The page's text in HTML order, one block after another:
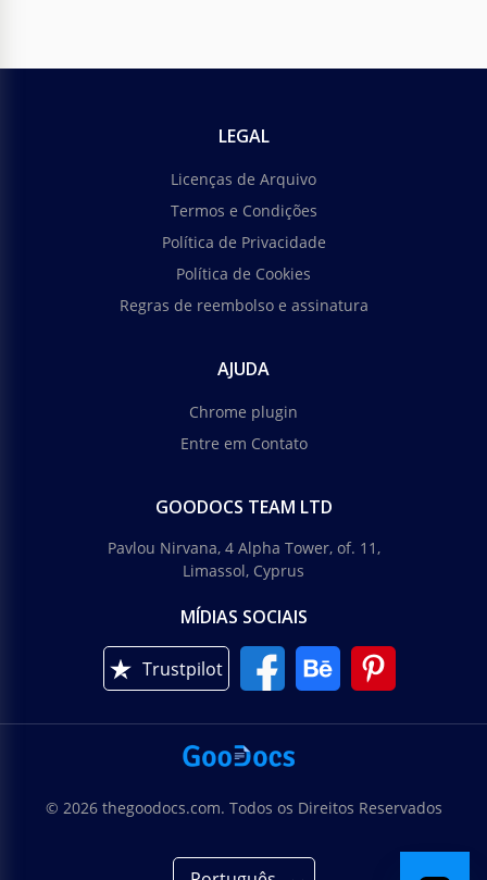
LEGAL
Licenças de Arquivo
Termos e Condições
Política de Privacidade
Política de Cookies
Regras de reembolso e assinatura
AJUDA
Chrome plugin
Entre em Contato
GOODOCS TEAM LTD
Pavlou Nirvana, 4 Alpha Tower, of. 11,
Limassol, Cyprus
MÍDIAS SOCIAIS
Trustpilot
© 2026 thegoodocs.com. Todos os Direitos Reservados